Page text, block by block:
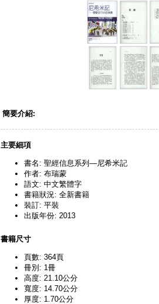
簡要介紹:
主要細項
書名: 聖經信息系列—尼希米記
作者: 布瑞蒙
語文: 中文繁體字
書籍狀況: 全新書籍
裝訂: 平裝
出版年份: 2013
書籍尺寸
頁數: 364頁
冊別: 1冊
高度: 21.10公分
寬度: 14.70公分
厚度: 1.70公分